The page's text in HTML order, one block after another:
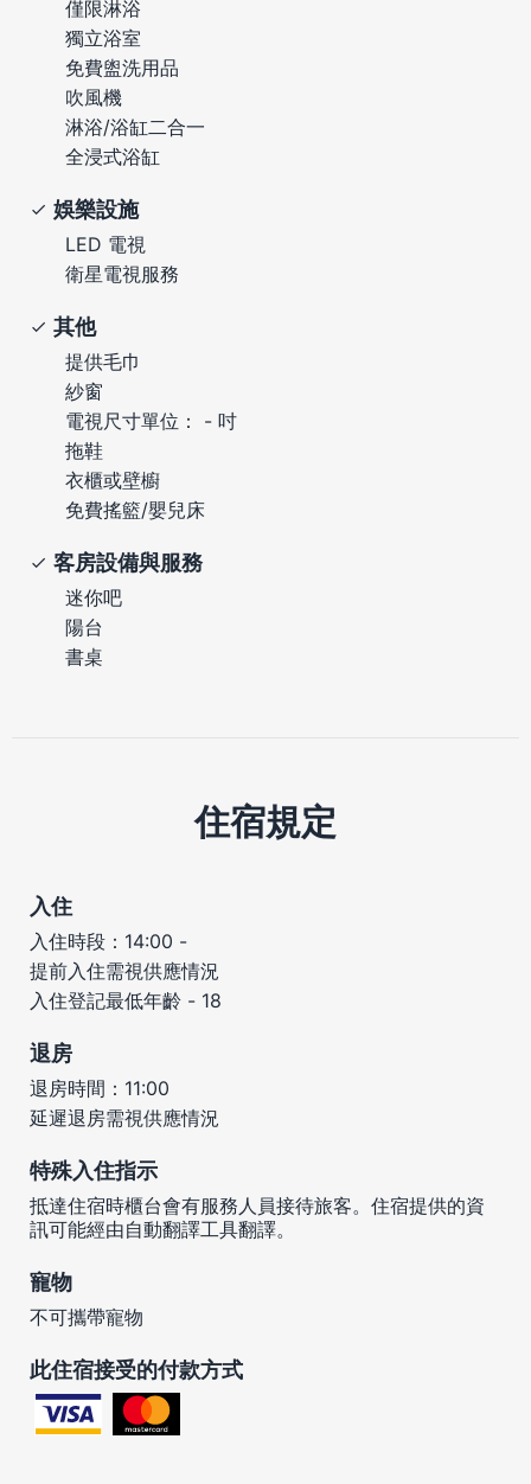
僅限淋浴
獨立浴室
免費盥洗用品
吹風機
淋浴/浴缸二合一
全浸式浴缸
娛樂設施
LED 電視
衛星電視服務
其他
提供毛巾
紗窗
電視尺寸單位： - 吋
拖鞋
衣櫃或壁櫥
免費搖籃/嬰兒床
客房設備與服務
迷你吧
陽台
書桌
住宿規定
入住
入住時段：14:00 -
提前入住需視供應情況
入住登記最低年齡 - 18
退房
退房時間：11:00
延遲退房需視供應情況
特殊入住指示
抵達住宿時櫃台會有服務人員接待旅客。住宿提供的資
訊可能經由自動翻譯工具翻譯。
寵物
不可攜帶寵物
此住宿接受的付款方式